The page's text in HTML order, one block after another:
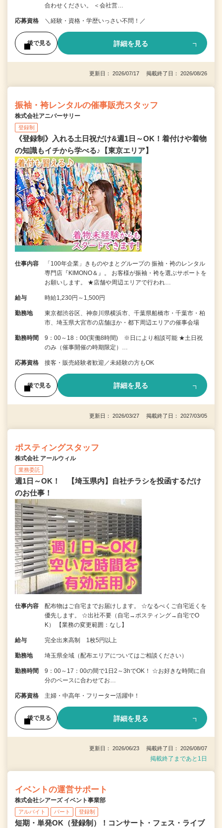
合わせください。 ＜会社営…
応募資格 ＼経験・資格・学歴いっさい不問！／
後で見る 詳細を見る
更新日： 2026/07/17 掲載終了日： 2026/08/26
振袖・袴レンタルの催事販売スタッフ
株式会社アニバーサリー
登録制
《登録制》入れる土日祝だけ&週1日～OK！着付けや着物
の知識もイチから学べる♪【東京エリア】
仕事内容
「100年企業」きものやまとグループの 振袖・袴のレンタル
専門店『KIMONO＆』。 お客様が振袖・袴を選ぶサポートを
お願いします。 ★店舗や周辺エリアで行われ…
給与 時給1,230円～1,500円
勤務地
東京都渋谷区、神奈川県横浜市、千葉県船橋市・千葉市・柏
市、埼玉県大宮市の店舗ほか・都下周辺エリアの催事会場
勤務時間
9：00～18：00(実働8時間) ※日により相談可能 ★土日祝
のみ（催事開催の時期限定）…
応募資格 接客・販売経験者歓迎／未経験の方もOK
後で見る 詳細を見る
更新日： 2026/03/27 掲載終了日： 2027/03/05
ポスティングスタッフ
株式会社 アールウィル
業務委託
週1日～OK！ 【埼玉県内】自社チラシを投函するだけ
のお仕事！
仕事内容
配布物はご自宅までお届けします。 ☆なるべくご自宅近くを
優先します。 ☆出社不要（自宅→ポスティング→自宅でO
K） 【業務の変更範囲：なし】
給与 完全出来高制 1枚5円以上
勤務地 埼玉県全域（配布エリアについてはご相談ください）
勤務時間
9：00～17：00の間で1日2～3hでOK！ ☆お好きな時間に自
分のペースに合わせてお…
応募資格 主婦・中高年・フリーター活躍中！
後で見る 詳細を見る
更新日： 2026/06/23 掲載終了日： 2026/08/07
掲載終了まであと1日
イベントの運営サポート
株式会社シアーズ イベント事業部
アルバイト パート 登録制
短期・単発OK（登録制）！コンサート・フェス・ライブ